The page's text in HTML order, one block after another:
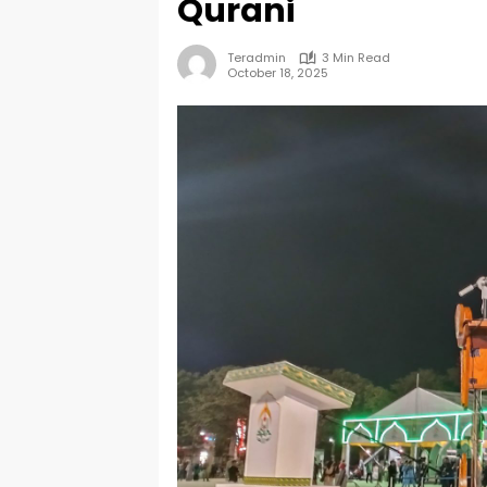
Qurani
Teradmin
3 Min Read
October 18, 2025